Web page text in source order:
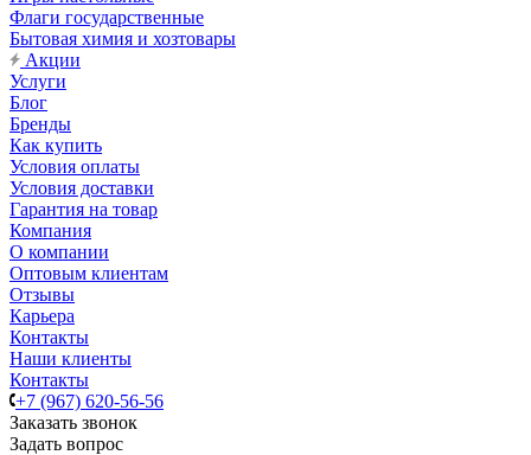
Флаги государственные
Бытовая химия и хозтовары
Акции
Услуги
Блог
Бренды
Как купить
Условия оплаты
Условия доставки
Гарантия на товар
Компания
О компании
Оптовым клиентам
Отзывы
Карьера
Контакты
Наши клиенты
Контакты
+7 (967) 620-56-56
Заказать звонок
Задать вопрос